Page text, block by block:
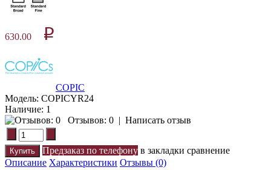
630.00 p
COPIC
Модель: COPICYR24
Наличие: 1
Отзывов: 0 | Написать отзыв
Предзаказ по телефону в закладки сравнение
Описание Характеристики Отзывы (0)